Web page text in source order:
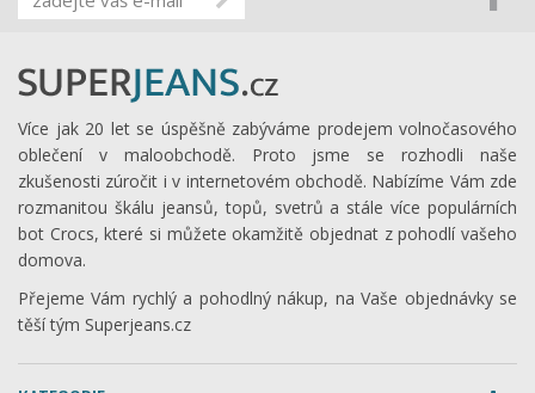
Více jak 20 let se úspěšně zabýváme prodejem volnočasového
oblečení v maloobchodě. Proto jsme se rozhodli naše
zkušenosti zúročit i v internetovém obchodě. Nabízíme Vám zde
rozmanitou škálu jeansů, topů, svetrů a stále více populárních
bot Crocs, které si můžete okamžitě objednat z pohodlí vašeho
domova.
Přejeme Vám rychlý a pohodlný nákup, na Vaše objednávky se
těší tým Superjeans.cz